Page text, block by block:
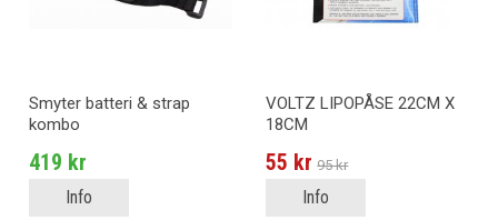
Smyter batteri & strap
kombo
419 kr
Info
VOLTZ LIPOPÅSE 22CM X
18CM
55 kr 95 kr
Info